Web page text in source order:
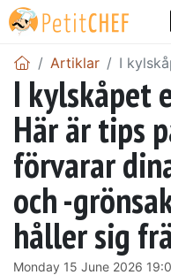
Artiklar I
I kylskåpet
Här är tips
förvarar
och -
håller sig
Monday 15 June 2026